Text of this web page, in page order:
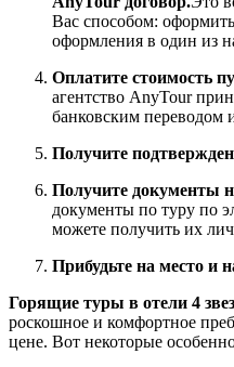
Вас способом:
оформления в один из
Оплатите стоимость
агентство AnyTour
банковским переводом
Получите
Получите документы
документы по туру по
можете получить их
Прибудьте на место и
Горящие туры в отели 4
роскошное и комфортное
цене. Вот некоторые